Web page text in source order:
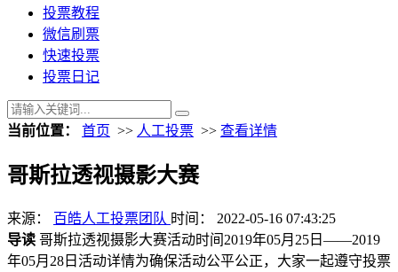
投票教程
微信刷票
快速投票
投票日记
当前位置： 首页 >> 人工投票 >> 查看详情
哥斯拉透视摄影大赛
来源： 百皓人工投票团队 时间： 2022-05-16 07:43:25
导读 哥斯拉透视摄影大赛活动时间2019年05月25日——2019
年05月28日活动详情为确保活动公平公正，大家一起遵守投票